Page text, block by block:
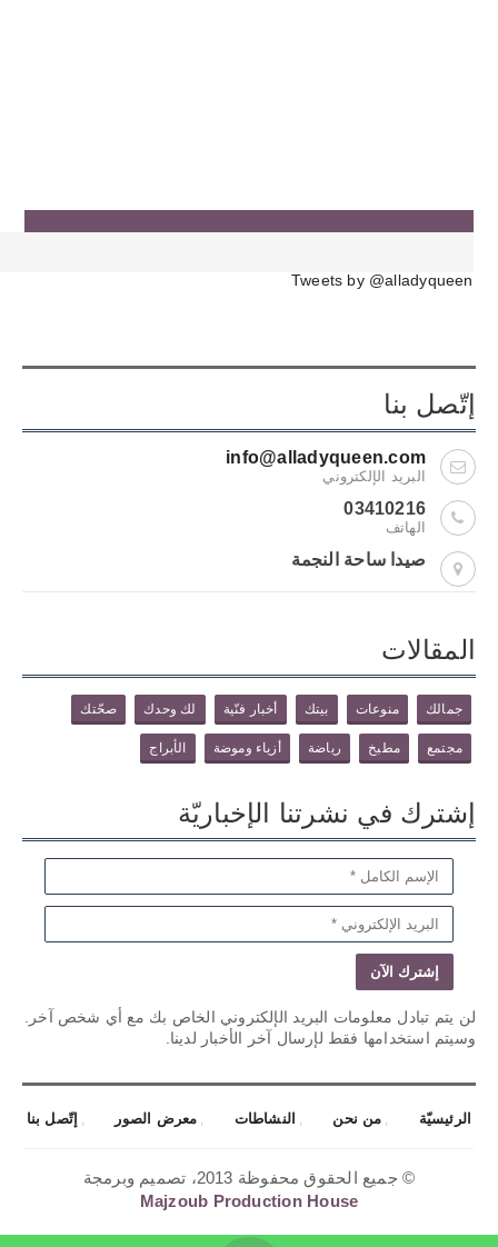
Tweets by @alladyqueen
إتّصل بنا
info@alladyqueen.com
البريد الإلكتروني
03410216
الهاتف
صيدا ساحة النجمة
المقالات
جمالك منوعات بيتك أخبار فنّية لك وحدك صحّتك
مجتمع مطبخ رياضة أزياء وموضة الأبراج
إشترك في نشرتنا الإخباريّة
لن يتم تبادل معلومات البريد الإلكتروني الخاص بك مع أي شخص آخر.
وسيتم استخدامها فقط لإرسال آخر الأخبار لدينا.
الرئيسيّة من نحن النشاطات معرض الصور إتّصل بنا
© جميع الحقوق محفوظة 2013، تصميم وبرمجة
Majzoub Production House